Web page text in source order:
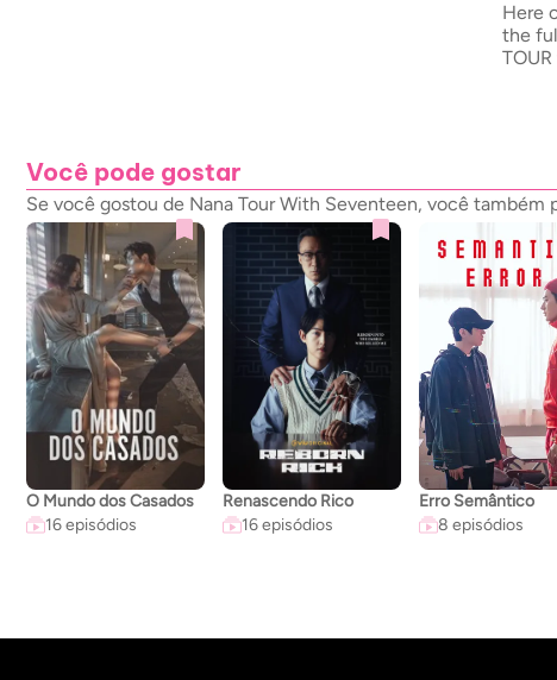
Here
the
Você pode gostar
Se você gostou de Nana Tour With Seventeen, você também
O Mundo dos Casados
16 episódios
Renascendo Rico
16 episódios
Erro Semântico
8 episódios